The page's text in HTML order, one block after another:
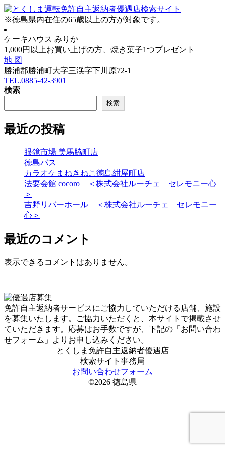
※徳島県内在住の65歳以上の方が対象です。
ケーキハウス みりか
1,000円以上お買い上げの方、焼き菓子1つプレゼント
地 図
勝浦郡勝浦町大字三渓字下川原72-1
TEL.0885-42-3901
検索
検索
最近の投稿
眼鏡市場 美馬脇町店
徳島バス
カラオケまねきねこ徳島紺屋町店
法要会館 cocoro ＜株式会社ルーチェ セレモニー心
＞
吉野リバーホール ＜株式会社ルーチェ セレモニー
心＞
最近のコメント
表示できるコメントはありません。
免許自主返納者サービスにご協力していただける店舗、施設
を募集いたします。ご協力いただくと、本サイトで掲載させ
ていただきます。応募はお手数ですが、下記の「お問い合わ
せフォーム」よりお申し込みください。
とくしま免許自主返納者優遇店
検索サイト事務局
お問い合わせフォーム
©2026 徳島県